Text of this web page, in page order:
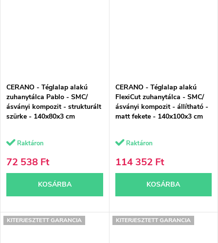
CERANO - Téglalap alakú
zuhanytálca Pablo - SMC/
ásványi kompozit - strukturált
szürke - 140x80x3 cm
Raktáron
72 538 Ft
KOSÁRBA
CERANO - Téglalap alakú
FlexiCut zuhanytálca - SMC/
ásványi kompozit - állítható -
matt fekete - 140x100x3 cm
Raktáron
114 352 Ft
KOSÁRBA
KITERJESZTETT GARANCIA KITERJESZTETT GARANCIA